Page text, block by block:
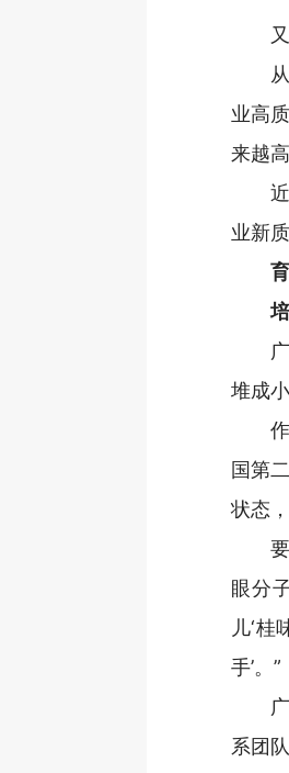
业高
来越高
业新
堆成
国第
状态
眼分
儿‘
手’。”
系团